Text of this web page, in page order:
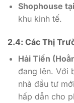
Shophouse
khu kinh tế.
2.4: Các Thị
Hải Tiến
đang lên. Với
nhà đầu tư
hấp dẫn cho